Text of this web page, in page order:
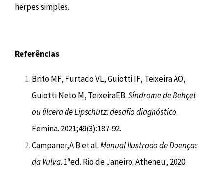
herpes simples.
Referências
Brito MF, Furtado VL, Guiotti IF, Teixeira AO,
Guiotti Neto M, TeixeiraEB.Síndrome de Behçet
ou úlcera de Lipschütz: desafio diagnóstico.
Femina. 2021;49(3):187-92.
Campaner,A B et al.Manual Ilustrado de Doenças
da Vulva. 1ªed. Rio de Janeiro: Atheneu, 2020.